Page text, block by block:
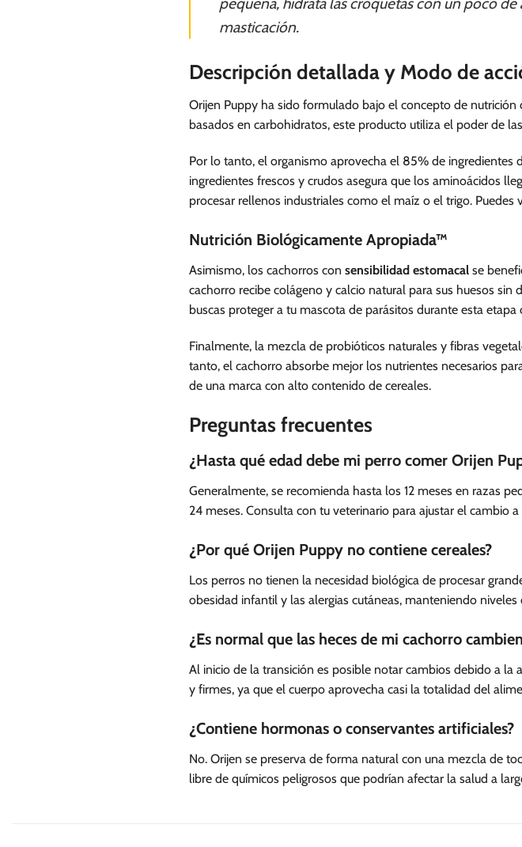
masticación.
Descripción detallada y Modo de
Orijen Puppy ha sido formulado bajo el concepto de
basados en carbohidratos, este producto utiliza el poder de
Por lo tanto, el organismo aprovecha el 85% de ingredientes
ingredientes frescos y crudos asegura que los aminoácidos
procesar rellenos industriales como el maíz o el trigo. Puedes
Nutrición Biológicamente Apropiada™
Asimismo, los cachorros con sensibilidad estomacal se
cachorro recibe colágeno y calcio natural para sus huesos
buscas proteger a tu mascota de parásitos durante esta etapa
Finalmente, la mezcla de probióticos naturales y fibras
tanto, el cachorro absorbe mejor los nutrientes necesarios
de una marca con alto contenido de cereales.
Preguntas frecuentes
¿Hasta qué edad debe mi perro comer Orijen
Generalmente, se recomienda hasta los 12 meses en razas
24 meses. Consulta con tu veterinario para ajustar el cambio
¿Por qué Orijen Puppy no contiene cereales?
Los perros no tienen la necesidad biológica de procesar
obesidad infantil y las alergias cutáneas, manteniendo
¿Es normal que las heces de mi cachorro
Al inicio de la transición es posible notar cambios debido a la
y firmes, ya que el cuerpo aprovecha casi la totalidad del
¿Contiene hormonas o conservantes artificiales?
No. Orijen se preserva de forma natural con una mezcla de
libre de químicos peligrosos que podrían afectar la salud a